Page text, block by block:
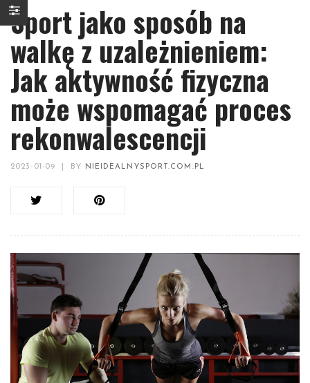
Sport jako sposób na
walkę z uzależnieniem:
Jak aktywność fizyczna
może wspomagać proces
rekonwalescencji
2023-01-09 BY NIEIDEALNYSPORT.COM.PL